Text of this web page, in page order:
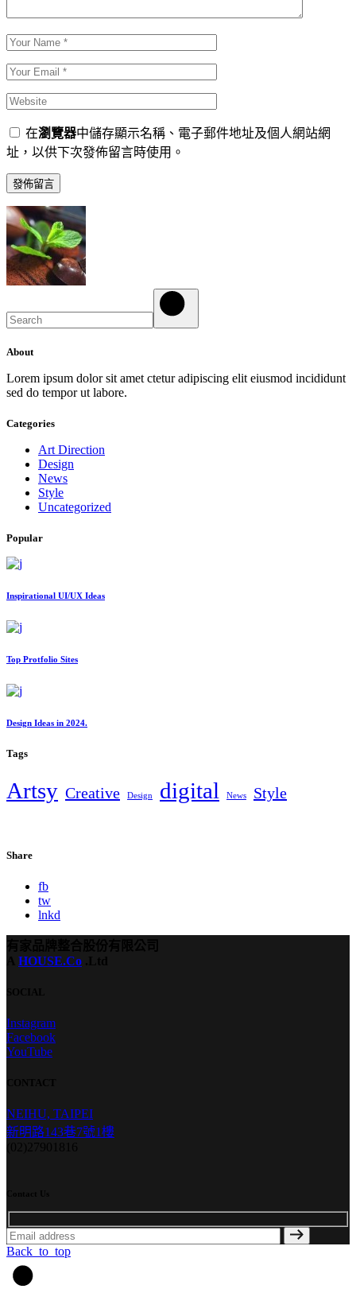
在瀏覽器中儲存顯示名稱、電子郵件地址及個人網站網
址，以供下次發佈留言時使用。
發佈留言
About
Lorem ipsum dolor sit amet ctetur adipiscing elit eiusmod incididunt
sed do tempor ut labore.
Categories
Art Direction
Design
News
Style
Uncategorized
Popular
Inspirational UI/UX Ideas
Top Protfolio Sites
Design Ideas in 2024.
Tags
Artsy Creative Design digital News Style
Share
fb
tw
lnkd
HOUSE.Co
Instagram
Facebook
YouTube
NEIHU, TAIPEI
新明路143巷7號1樓
Back_to_top